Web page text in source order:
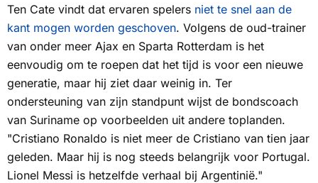
Ten Cate vindt dat ervaren spelers niet te snel aan de
kant mogen worden geschoven. Volgens de oud-trainer
van onder meer Ajax en Sparta Rotterdam is het
eenvoudig om te roepen dat het tijd is voor een nieuwe
generatie, maar hij ziet daar weinig in. Ter
ondersteuning van zijn standpunt wijst de bondscoach
van Suriname op voorbeelden uit andere toplanden.
"Cristiano Ronaldo is niet meer de Cristiano van tien jaar
geleden. Maar hij is nog steeds belangrijk voor Portugal.
Lionel Messi is hetzelfde verhaal bij Argentinië."